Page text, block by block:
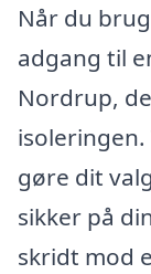
Når du
adgang til
Nordrup,
gøre dit
sikker på
skridt mod